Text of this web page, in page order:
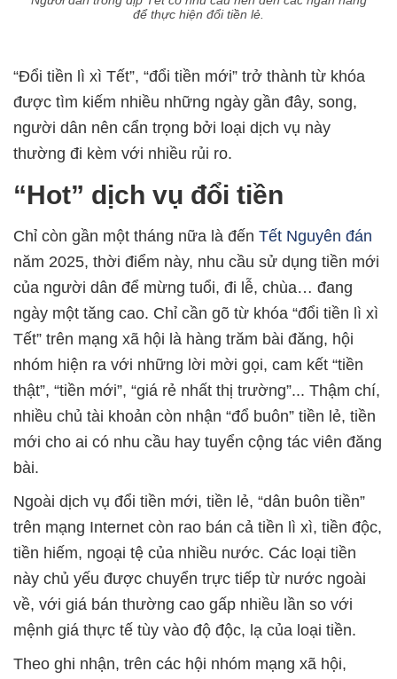
để thực hiện đổi tiền lẻ.
“Đổi tiền lì xì Tết”, “đổi tiền mới” trở thành từ khóa
được tìm kiếm nhiều những ngày gần đây, song,
người dân nên cẩn trọng bởi loại dịch vụ này
thường đi kèm với nhiều rủi ro.
“Hot” dịch vụ đổi tiền
Chỉ còn gần một tháng nữa là đến Tết Nguyên đán
năm 2025, thời điểm này, nhu cầu sử dụng tiền mới
của người dân để mừng tuổi, đi lễ, chùa… đang
ngày một tăng cao. Chỉ cần gõ từ khóa “đổi tiền lì xì
Tết” trên mạng xã hội là hàng trăm bài đăng, hội
nhóm hiện ra với những lời mời gọi, cam kết “tiền
thật”, “tiền mới”, “giá rẻ nhất thị trường”... Thậm chí,
nhiều chủ tài khoản còn nhận “đổ buôn” tiền lẻ, tiền
mới cho ai có nhu cầu hay tuyển cộng tác viên đăng
bài.
Ngoài dịch vụ đổi tiền mới, tiền lẻ, “dân buôn tiền”
trên mạng Internet còn rao bán cả tiền lì xì, tiền độc,
tiền hiếm, ngoại tệ của nhiều nước. Các loại tiền
này chủ yếu được chuyển trực tiếp từ nước ngoài
về, với giá bán thường cao gấp nhiều lần so với
mệnh giá thực tế tùy vào độ độc, lạ của loại tiền.
Theo ghi nhận, trên các hội nhóm mạng xã hội,